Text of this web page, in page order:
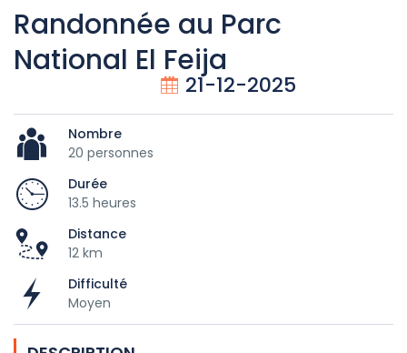
Randonnée au Parc
National El Feija
21-12-2025
Nombre
20 personnes
Durée
13.5 heures
Distance
12 km
Difficulté
Moyen